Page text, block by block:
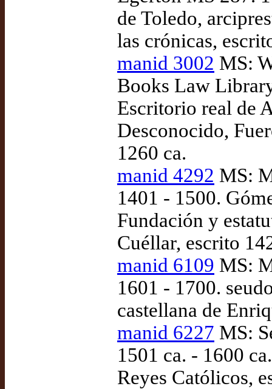
de Toledo,
las crónicas,
manid 3002 MS:
Books Law
Escritorio real de
Desconocido,
1260 ca.
manid 4292 MS:
1401 - 1500.
Fundación y
Cuéllar, escrito
manid 6109 MS:
1601 - 1700.
castellana de
manid 6227 MS:
1501 ca. - 1600
Reyes Católicos,